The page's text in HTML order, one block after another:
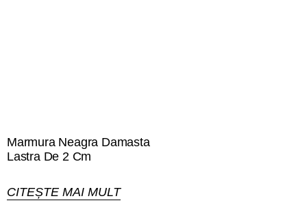
Marmura Neagra Damasta
Lastra De 2 Cm
CITEȘTE MAI MULT